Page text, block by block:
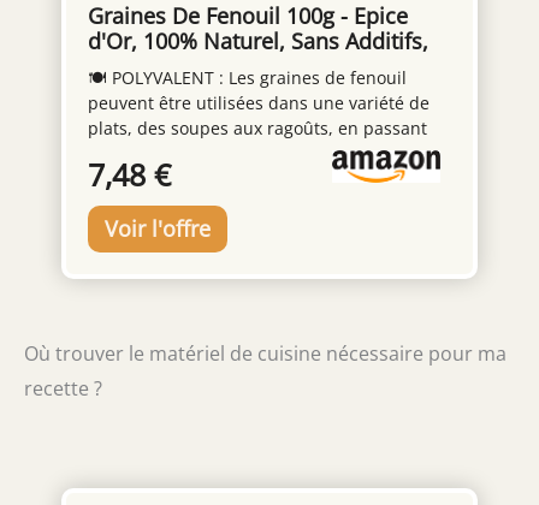
Graines De Fenouil 100g - Epice
d'Or, 100% Naturel, Sans Additifs,
Sans Arôme Artificiel, Sans
Conservateur
🍽️ POLYVALENT : Les graines de fenouil
peuvent être utilisées dans une variété de
plats, des soupes aux ragoûts, en passant
par les marinades, les plats de poisson et
bien plus encore. 💯 QUALITÉ : Nous nous
engageons à vous offrir des graines de
fenouil de la plus haute qualité, récoltées et
sélectionnées avec soin pour une expérience
gustative exceptionnelle. 🌱 100% NATUREL :
culinaire saine et authentique. 🌟 ÉPICE
D'OR : Réveillez vos papilles avec Épice d'Or,
7,48 €
Où trouver le matériel de cuisine nécessaire pour ma
recette ?